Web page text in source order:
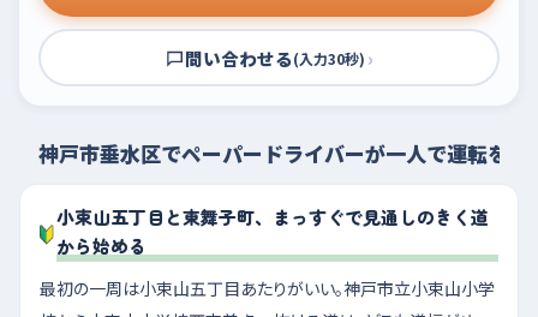
問い合わせる(入力30秒) ›
神戸市垂水区でペーパードライバーが一人で運転を練
小束山五丁目と東舞子町、まっすぐで見通しのきく道
から始める
最初の一周は小束山五丁目あたりがいい。神戸市立小束山小学